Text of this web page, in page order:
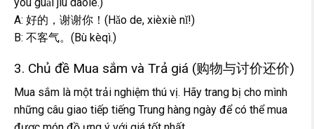
A: 好的，谢谢你！(Hǎo de, xièxiè nǐ!)
B: 不客气。(Bù kèqì.)
3. Chủ đề Mua sắm và Trả giá (购物与讨价还价)
Mua sắm là một trải nghiệm thú vị. Hãy trang bị cho mình
những câu giao tiếp tiếng Trung hàng ngày để có thể mua